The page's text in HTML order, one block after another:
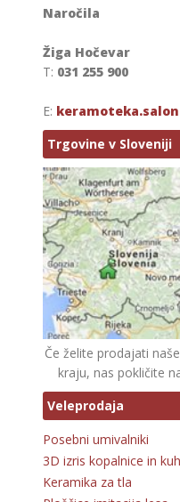
Naročila
Žiga Hočevar
T: 031 255 900
E:
Trgovine v Sloveniji
Če želite prodajati
kraju, nas pokličite
Veleprodaja
Posebni umivalniki
3D izris kopalnice in
Keramika za tla